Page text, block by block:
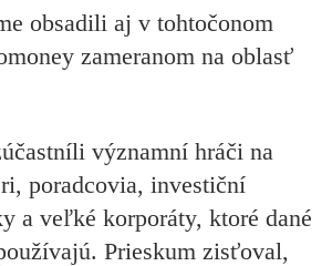
obsadili aj v tohtočonom
zameranom na oblasť
významní hráči na
poradcovia, investiční
a veľké korporáty, ktoré dané
Prieskum zisťoval,